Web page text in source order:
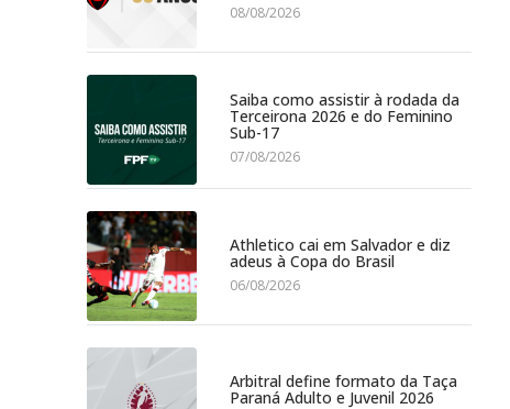
08/08/2026
Saiba como assistir à rodada da
Terceirona 2026 e do Feminino
Sub-17
07/08/2026
Athletico cai em Salvador e diz
adeus à Copa do Brasil
06/08/2026
Arbitral define formato da Taça
Paraná Adulto e Juvenil 2026